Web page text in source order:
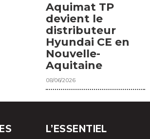
Aquimat TP
devient le
distributeur
Hyundai CE en
Nouvelle-
Aquitaine
08/06/2026
L’ESSENTIEL